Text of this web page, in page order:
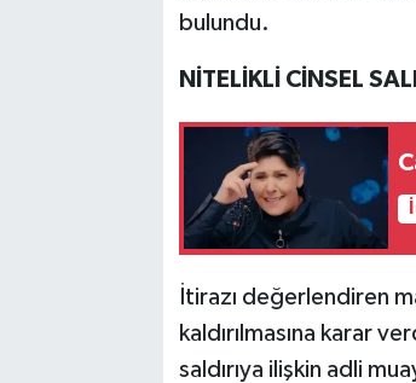
bulundu.
NİTELİKLİ CİNSEL
İtirazı değerlendiren
kaldırılmasına karar
saldırıya ilişkin adli